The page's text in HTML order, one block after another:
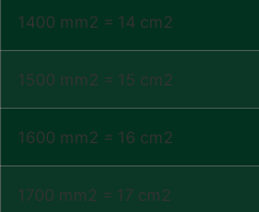
1400 mm2 = 14 cm2
1500 mm2 = 15 cm2
1600 mm2 = 16 cm2
1700 mm2 = 17 cm2